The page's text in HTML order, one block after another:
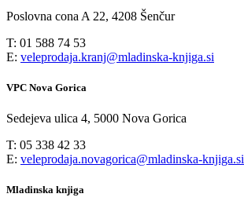
Poslovna cona A 22, 4208 Šenčur
T: 01 588 74 53
E: veleprodaja.kranj@mladinska-knjiga.si
VPC Nova Gorica
Sedejeva ulica 4, 5000 Nova Gorica
T: 05 338 42 33
E: veleprodaja.novagorica@mladinska-knjiga.si
Mladinska knjiga